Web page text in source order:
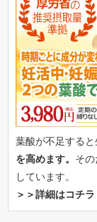
葉酸が不足する
を高めます。 そ
しています。
＞＞詳細はコチラ